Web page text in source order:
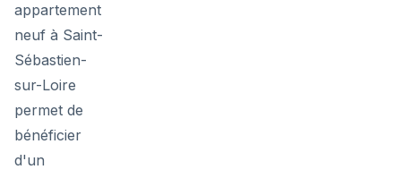
appartement
neuf à Saint-
Sébastien-
sur-Loire
permet de
bénéficier
d'un